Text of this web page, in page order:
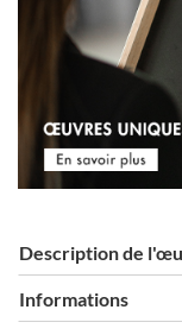
Description de
Informations